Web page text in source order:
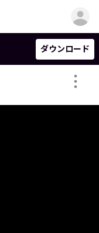
ダウンロード